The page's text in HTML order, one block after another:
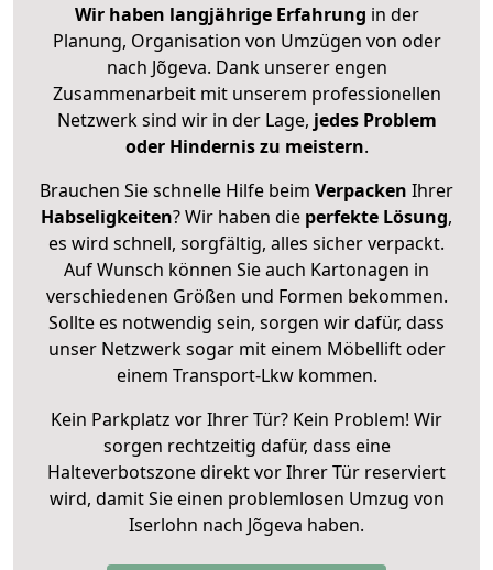
Wir haben langjährige Erfahrung in der
Planung, Organisation von Umzügen von oder
nach Jõgeva. Dank unserer engen
Zusammenarbeit mit unserem professionellen
Netzwerk sind wir in der Lage, jedes Problem
oder Hindernis zu meistern.
Brauchen Sie schnelle Hilfe beim Verpacken Ihrer
Habseligkeiten? Wir haben die perfekte Lösung,
es wird schnell, sorgfältig, alles sicher verpackt.
Auf Wunsch können Sie auch Kartonagen in
verschiedenen Größen und Formen bekommen.
Sollte es notwendig sein, sorgen wir dafür, dass
unser Netzwerk sogar mit einem Möbellift oder
einem Transport-Lkw kommen.
Kein Parkplatz vor Ihrer Tür? Kein Problem! Wir
sorgen rechtzeitig dafür, dass eine
Halteverbotszone direkt vor Ihrer Tür reserviert
wird, damit Sie einen problemlosen Umzug von
Iserlohn nach Jõgeva haben.